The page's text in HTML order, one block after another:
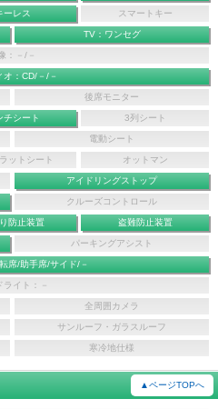
ーレス スマートキー
TV：ワンセグ
：－/－
オ：CD/－/－
後席モニター
チシート 3列シート
電動シート
ットシート オットマン
アイドリングストップ
クルーズコントロール
防止装置 盗難防止装置
パーキングアシスト
席/助手席/サイド/－
ライト：－
全周囲カメラ
サンルーフ・ガラスルーフ
寒冷地仕様
▲ページTOPへ